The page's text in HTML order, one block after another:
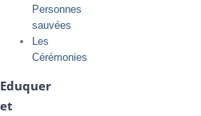
Personnes
sauvées
Les
Cérémonies
Eduquer
et